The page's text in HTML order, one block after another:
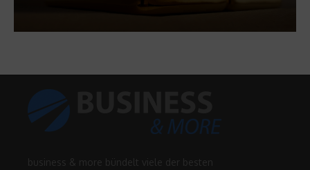
business & more bündelt viele der besten